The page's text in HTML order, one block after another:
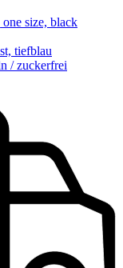
size, black
tiefblau
/ zuckerfrei